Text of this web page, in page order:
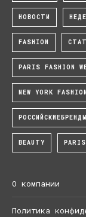
НОВОСТИ
FASHION
PARIS FASHION
NEW YORK
РОССИЙСКИЕБРЕНДЫ
BEAUTY PARIS
О компании
Политика